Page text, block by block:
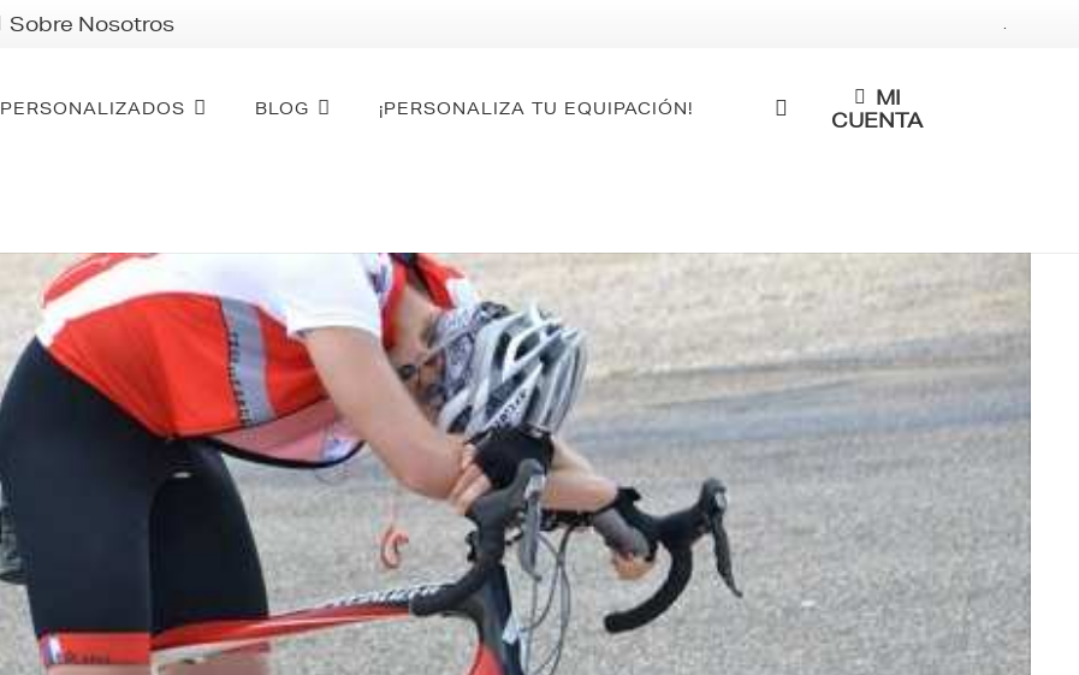
Sobre Nosotros .
PERSONALIZADOS BLOG ¡PERSONALIZA TU EQUIPACIÓN!
MI
CUENTA